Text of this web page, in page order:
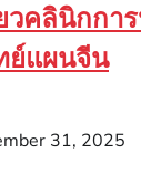
คลินิกกา
ย์แผนจีน
31, 2025